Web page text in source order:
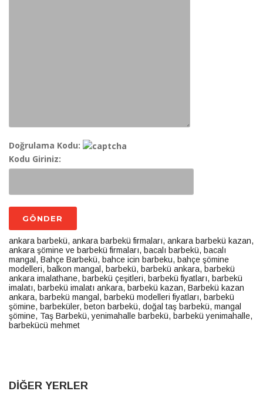
Doğrulama Kodu:
Kodu Giriniz:
ankara barbekü, ankara barbekü firmaları, ankara barbekü kazan,
ankara şömine ve barbekü firmaları, bacalı barbekü, bacalı
mangal , Bahçe Barbekü, bahce icin barbeku, bahçe şömine
modelleri, balkon mangal , barbekü, barbekü ankara, barbekü
ankara imalathane, barbekü çeşitleri, barbekü fiyatları, barbekü
imalatı, barbekü imalatı ankara, barbekü kazan, Barbekü kazan
ankara, barbekü mangal , barbekü modelleri fiyatları, barbekü
şömine, barbeküler, beton barbekü, doğal taş barbekü, mangal
şömine, Taş Barbekü,yenimahalle barbekü, barbekü yenimahalle,
barbekücü mehmet
DIĞER YERLER